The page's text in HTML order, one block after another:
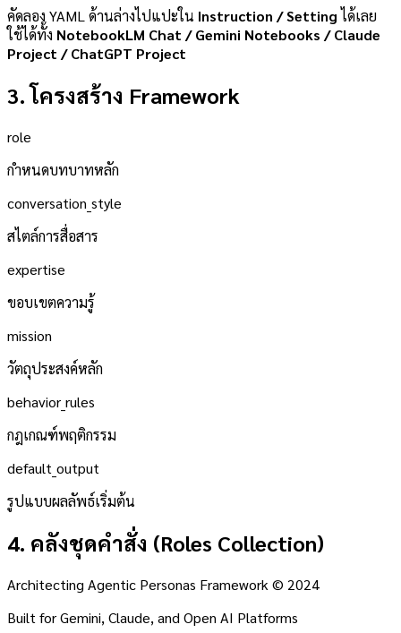
คัดลอง YAML ด้านล่างไปแปะใน Instruction / Settingได้เลย
ใช้ได้ทั้ง NotebookLM Chat / Gemini Notebooks / Claude
Project / ChatGPT Project
3. โครงสร้าง Framework
role
กำหนดบทบาทหลัก
conversation_style
สไตล์การสื่อสาร
expertise
ขอบเขตความรู้
mission
วัตถุประสงค์หลัก
behavior_rules
กฎเกณฑ์พฤติกรรม
default_output
รูปแบบผลลัพธ์เริ่มต้น
4. คลังชุดคำสั่ง (Roles Collection)
Architecting Agentic Personas Framework © 2024
Built for Gemini, Claude, and Open AI Platforms